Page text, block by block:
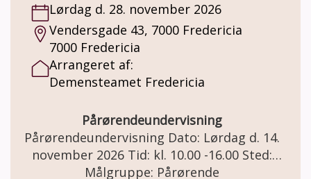
hjertestop. Du får introduktion til
genoplivning, dvs. give hjertemassage,
kunstig åndedræt og brug af hjertestarter.
Hjerteredderkursuset gør dig klar til at
handle ved hjertestop – uanset om du er
gaden, i foreningen eller derhjemme. Det
tager kun 30 minutter at få viden om hvad,
du skal gøre. Viden giver tryghed og
handlekraft, når det gælder, og du er klar til
Lørdag d. 28. november 2026
Vendersgade 43, 7000 Fredericia
7000 Fredericia
Arrangeret af:
Demensteamet Fredericia
Pårørendeundervisning
Pårørendeundervisning Dato: Lørdag d. 14.
november 2026 Tid: kl. 10.00 -16.00 Sted:
Seniorhuset Klaverstuen på 1. sal
Målgruppe: Pårørende